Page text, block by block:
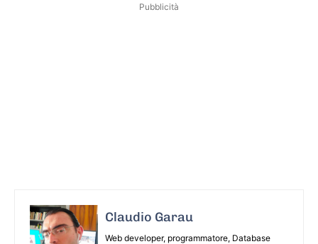
Pubblicità
Claudio Garau
Web developer, programmatore, Database